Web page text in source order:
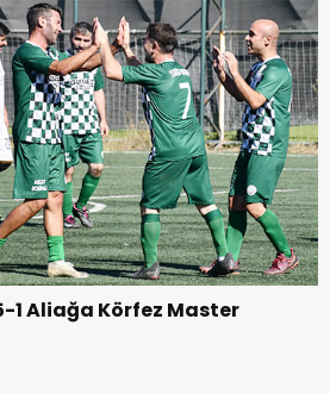
Aliağa Körfez Master